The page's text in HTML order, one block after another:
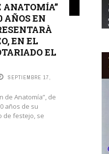
ANATOMÍA”
AÑOS EN
EN EL
EL
SEPTIEMBRE 17,
de Anatomía”, de
años de su
de festejo, se